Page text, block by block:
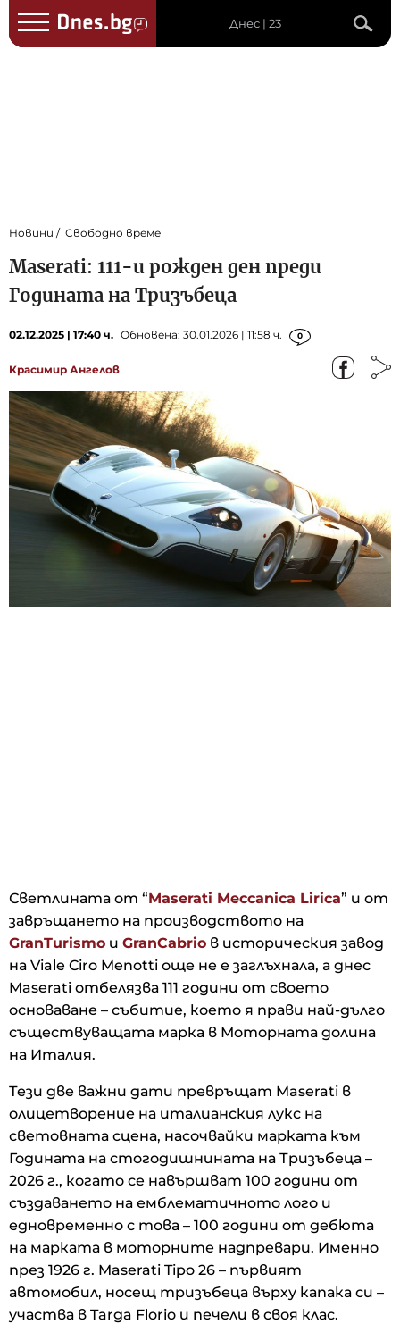
Днес | 23
Новини Свободно време
Maserati: 111-и рожден ден преди
Годината на Tризъбеца
02.12.2025 | 17:40 ч. Обновена: 30.01.2026 | 11:58 ч. 0
Красимир Ангелов
Светлината от “Maserati Meccanica Lirica” и от
завръщането на производството на
GranTurismo и GranCabrio в историческия завод
на Viale Ciro Menotti още не е заглъхнала, а днес
Maserati отбелязва 111 години от своето
основаване – събитие, което я прави най-дълго
съществуващата марка в Моторната долина
на Италия.
Тези две важни дати превръщат Maserati в
олицетворение на италианския лукс на
световната сцена, насочвайки марката към
Годината на стогодишнината на Тризъбеца –
2026 г., когато се навършват 100 години от
създаването на емблематичното лого и
едновременно с това – 100 години от дебюта
на марката в моторните надпревари. Именно
през 1926 г. Maserati Tipo 26 – първият
автомобил, носещ тризъбеца върху капака си –
участва в Targa Florio и печели в своя клас.